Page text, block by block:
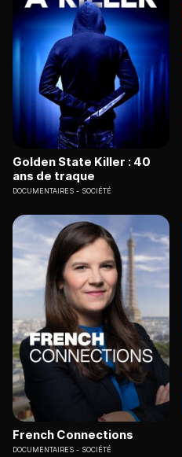
Golden State Killer : 40
ans de traque
DOCUMENTAIRES SOCIÉTÉ
French Connections
DOCUMENTAIRES SOCIÉTÉ